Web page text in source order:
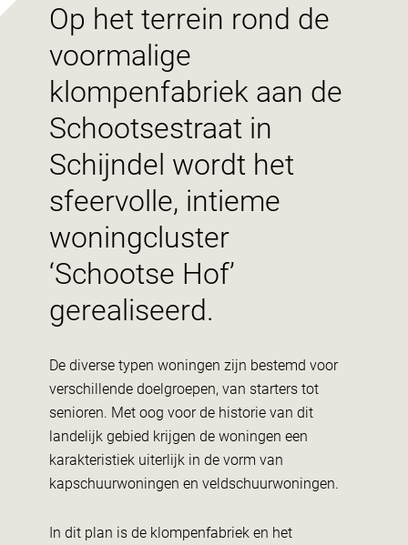
Op het terrein rond de
voormalige
klompenfabriek aan de
Schootsestraat in
Schijndel wordt het
sfeervolle, intieme
woningcluster
‘Schootse Hof’
gerealiseerd.
De diverse typen woningen zijn bestemd voor
verschillende doelgroepen, van starters tot
senioren. Met oog voor de historie van dit
landelijk gebied krijgen de woningen een
karakteristiek uiterlijk in de vorm van
kapschuurwoningen en veldschuurwoningen.
In dit plan is de klompenfabriek en het